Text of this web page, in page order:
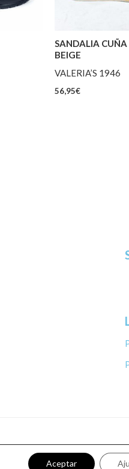
SANDALIA
BEIGE
VALERIA’S 1946
56,95€
Aceptar